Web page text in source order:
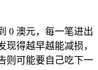
0 澳元，每一笔进出
得越早越能减损，
则可能要自己吃下一